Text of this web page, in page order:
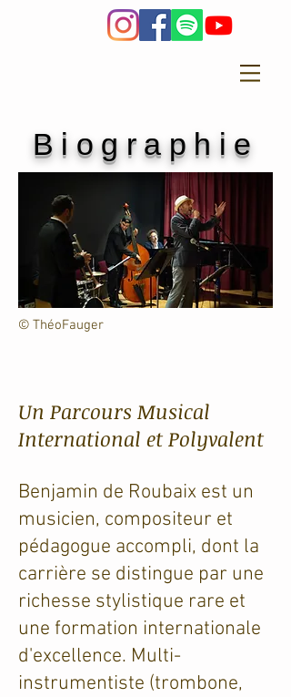
Biographie
© ThéoFauger
Un Parcours Musical
International et Polyvalent
Benjamin de Roubaix est un
musicien, compositeur et
pédagogue accompli, dont la
carrière se distingue par une
richesse stylistique rare et
une formation internationale
d'excellence. Multi-
instrumentiste (trombone,